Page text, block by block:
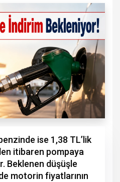
ise 1,38 TL’lik
itibaren pompaya
Beklenen düşüşle
motorin fiyatlarının